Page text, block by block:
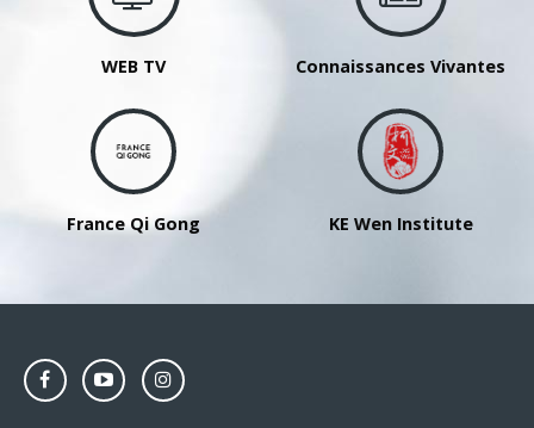
WEB TV Connaissances Vivantes
France Qi Gong KE Wen Institute